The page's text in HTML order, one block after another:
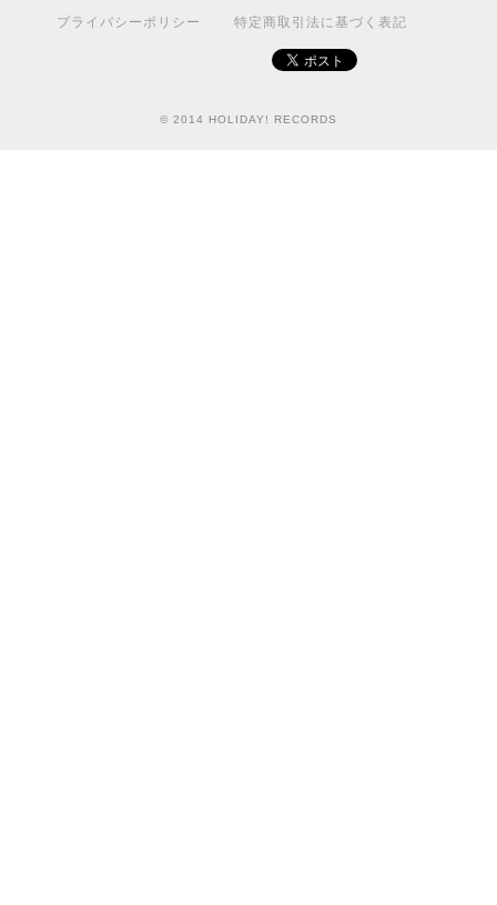
プライバシーポリシー 特定商取引法に基づく表記
© 2014 HOLIDAY! RECORDS